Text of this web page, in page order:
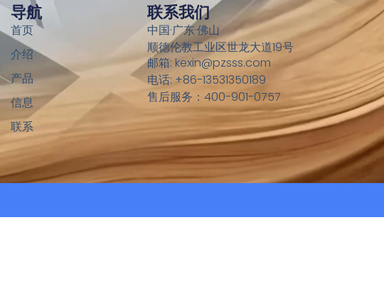
导航
首页
介绍
产品
信息
联系
联系我们
中国·广东·佛山
顺德伦教工业区世龙大道19号
邮箱: kexin@pzsss.com
电话: +86-13531350189
售后服务：400-901-0757